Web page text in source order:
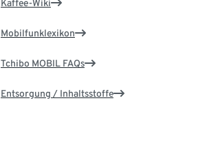
Kaffee-Wiki
Mobilfunklexikon
Tchibo MOBIL FAQs
Entsorgung / Inhaltsstoffe